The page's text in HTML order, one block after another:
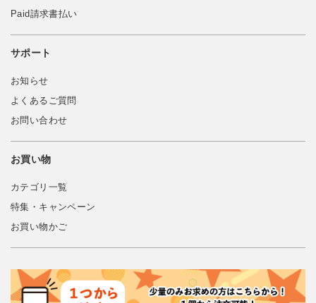
Paid請求書払い
サポート
お知らせ
よくあるご質問
お問い合わせ
お買い物
カテゴリ一覧
特集・キャンペーン
お買い物かご